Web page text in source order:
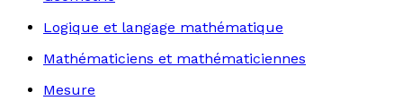
Logique et langage mathématique
Mathématiciens et mathématiciennes
Mesure